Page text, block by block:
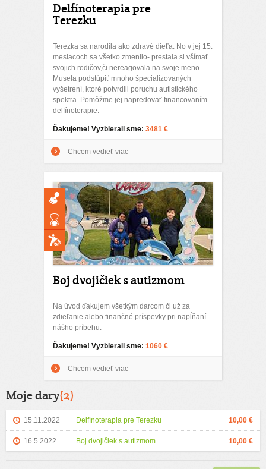
Delfínoterapia pre
Terezku
Terezka sa narodila ako zdravé dieťa. No v jej 15.
mesiacoch sa všetko zmenilo- prestala si všímať
svojich rodičov,či nereagovala na svoje meno.
Musela podstúpiť mnoho špecializovaných
vyšetrení, ktoré potvrdili poruchu autistického
spektra. Pomôžme jej napredovať financovaním
delfínoterapie.
Ďakujeme! Vyzbierali sme: 3481 €
Chcem vedieť viac
Boj dvojičiek s autizmom
Na úvod ďakujem všetkým darcom či už za
zdieľanie alebo finančné príspevky pri napĺňaní
nášho príbehu.
Ďakujeme! Vyzbierali sme: 1060 €
Chcem vedieť viac
Moje dary(2)
15.11.2022 Delfínoterapia pre Terezku 10,00 €
16.5.2022 Boj dvojičiek s autizmom 10,00 €